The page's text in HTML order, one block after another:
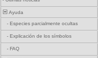
Ayuda
- Especies parcialmente ocultas
- Explicación de los símbolos
- FAQ